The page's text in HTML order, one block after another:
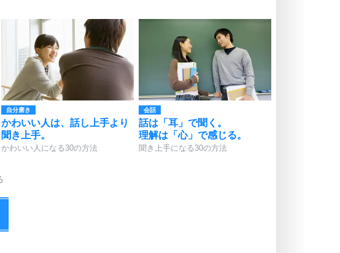
自分磨き
かわいい人は、話し上手より
聞き上手。
かわいい人になる30の方法
会話
話は「耳」で聞く。
理解は「心」で感じる。
聞き上手になる30の方法